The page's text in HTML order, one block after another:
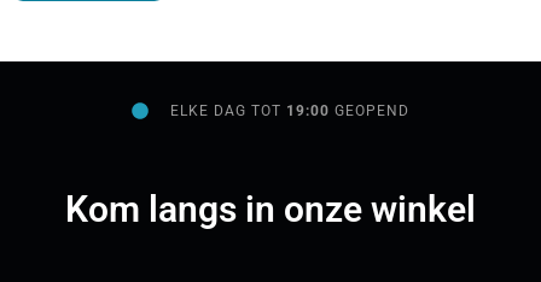
ELKE DAG TOT 19:00GEOPEND
Kom langs in onze winkel